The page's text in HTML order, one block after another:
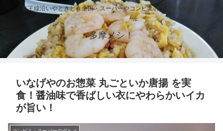
京王線沿いやときどき全国・スーパーやコンビニのグルメを紹介！
多摩メシ！
いなげやのお惣菜 丸ごといか唐揚 を実
食！醤油味で香ばしい衣にやわらかいイカ
が旨い！